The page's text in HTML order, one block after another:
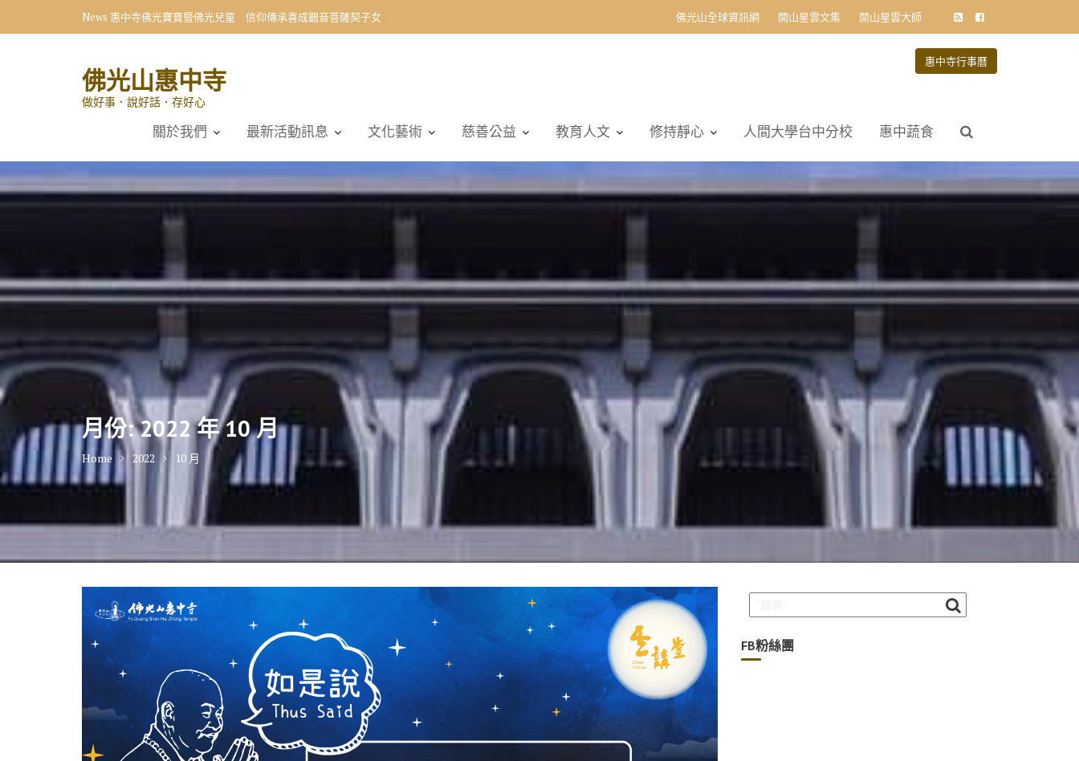
News 向星雲大師學習 小學生首創〈十修歌〉藝術展 佛光山全球資訊網 開山星雲文集 開山星雲大師
佛光山惠中寺
做好事．說好話．存好心
惠中寺行事曆
關於我們 最新活動訊息 文化藝術 慈善公益 教育人文 修持靜心 人間大學台中分校 惠中蔬食
月份:2022 年 10 月
Home 2022 10 月
FB粉絲團